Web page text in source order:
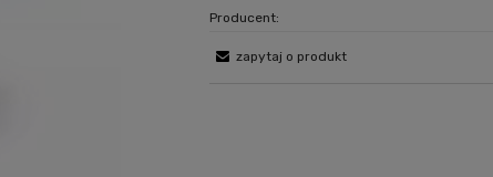
Producent:
zapytaj o produkt